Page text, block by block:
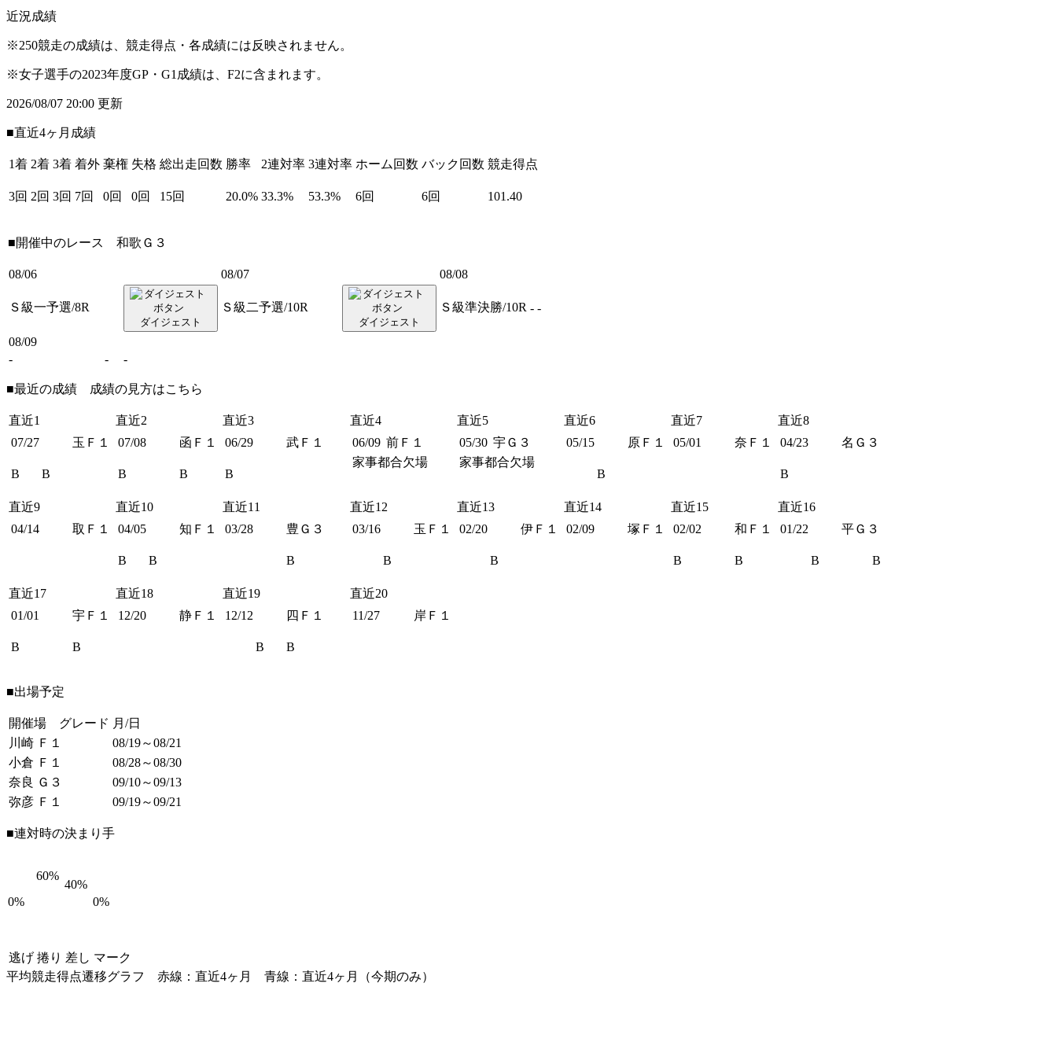
近況成績
※250競走の成績は、競走得点・各成績には反映されません。
※女子選手の2023年度GP・G1成績は、F2に含まれます。
2026/08/07 20:00 更新
■直近4ヶ月成績
1着 2着 3着 着外 棄権 失格 総出走回数 勝率 2連対率 3連対率 ホーム回数 バック回数 競走得点
3回 2回 3回 7回 0回 0回 15回 20.0% 33.3% 53.3% 6回 6回 101.40
■開催中のレース 和歌Ｇ３
08/06 08/07 08/08
Ｓ級一予選/8R
ダイジェスト
Ｓ級二予選/10R
ダイジェスト
Ｓ級準決勝/10R - -
08/09
-
- -
■最近の成績 成績の見方はこちら
直近1 直近2 直近3 直近4 直近5 直近6 直近7
直近8
07/27
玉Ｆ１
B B
07/08 函Ｆ１
B B
06/29 武Ｆ１
B
06/09 前Ｆ１
家事都合欠場
05/30 宇Ｇ３
家事都合欠場
05/15 原Ｆ１
B
05/01 奈Ｆ１ 04/23 名Ｇ３
B
直近9 直近10 直近11 直近12 直近13 直近14 直近15
直近16
04/14
取Ｆ１ 04/05 知Ｆ１
B B
03/28 豊Ｇ３
B
03/16 玉Ｆ１
B
02/20 伊Ｆ１
B
02/09 塚Ｆ１ 02/02 和Ｆ１
B B
01/22 平Ｇ３
B B
直近17 直近18 直近19
直近20
01/01
宇Ｆ１
B B
12/20 静Ｆ１ 12/12 四Ｆ１
B B
11/27 岸Ｆ１
■出場予定
開催場 グレード 月/日
川崎 Ｆ１
08/19～08/21
小倉 Ｆ１
08/28～08/30
奈良 Ｇ３
09/10～09/13
弥彦 Ｆ１
09/19～09/21
■連対時の決まり手
0%
60%
40%
0%
逃げ 捲り 差し マーク
平均競走得点遷移グラフ 赤線：直近4ヶ月 青線：直近4ヶ月（今期のみ）